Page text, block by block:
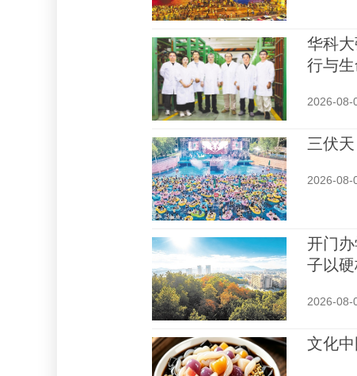
华科
行与
2026-08-
三伏天
2026-08-
开门
子以
2026-08-
文化